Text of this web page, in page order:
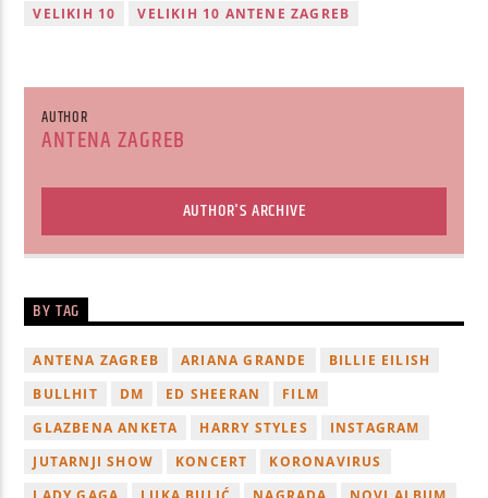
VELIKIH 10
VELIKIH 10 ANTENE ZAGREB
AUTHOR
ANTENA ZAGREB
AUTHOR'S ARCHIVE
BY TAG
ANTENA ZAGREB ARIANA GRANDE
BILLIE EILISH
BULLHIT
DM ED SHEERAN
FILM
GLAZBENA ANKETA
HARRY STYLES
INSTAGRAM
JUTARNJI SHOW
KONCERT
KORONAVIRUS